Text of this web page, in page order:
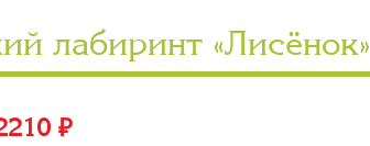
лабиринт «Лисёнок»
₽